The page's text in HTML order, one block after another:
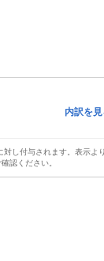
内訳を見
し付与されます。表示よ
認ください。